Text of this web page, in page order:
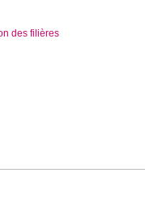
des filières